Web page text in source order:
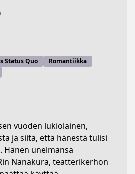
Status Quo
Romantiikka
vuoden lukiolainen,
ja siitä, että hänestä tulisi
Hänen unelmansa
Nanakura, teatterikerhon